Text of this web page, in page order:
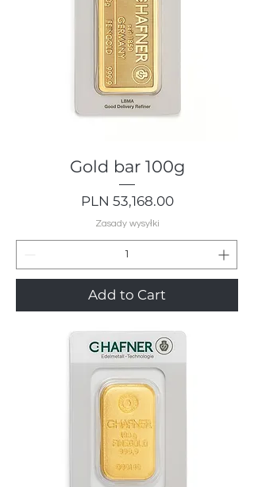
Gold bar 100g
Price
PLN 53,168.00
Zasady wysyłki
Add to Cart